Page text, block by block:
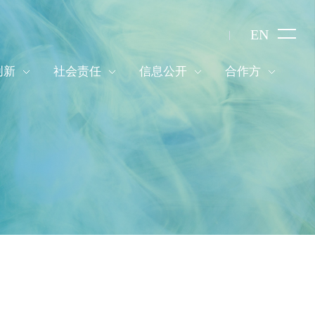
EN
新 社会责任 信息公开 合作方